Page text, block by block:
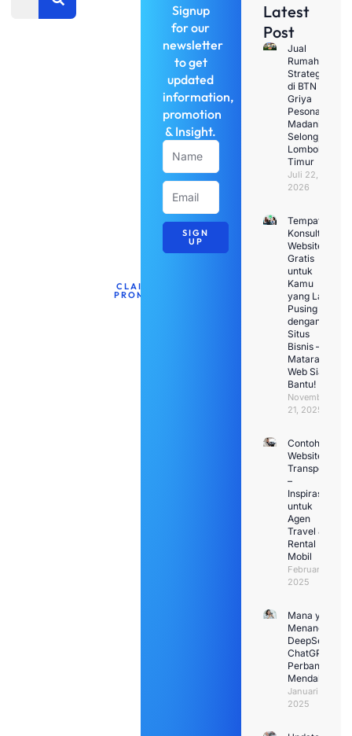
CLAIM
PROMO
Latest
Post
Jual
Rumah
Strategis
di BTN
Griya
Pesona
Madani
Selong,
Lombok
Timur
Juli 22,
2026
Tempat
Konsultasi
Website
Gratis
untuk
Kamu
yang Lagi
Pusing
dengan
Situs
Bisnis –
Mataram
Web Siap
Bantu!
November
21, 2025
Contoh
Website
Transport
–
Inspirasi
untuk
Agen
Travel &
Rental
Mobil
Februari 1,
2025
Mana yang
Menang:
DeepSeek VS
ChatGPT?
Perbandingan
Mendalam
Januari 30,
2025
Signup
for our
newsletter
to get
updated
information,
promotion
& Insight.
Name
Email
SIGN
UP